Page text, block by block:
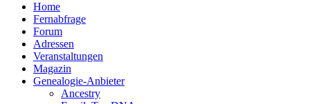
Home
Fernabfrage
Forum
Adressen
Veranstaltungen
Magazin
Genealogie-Anbieter
Ancestry